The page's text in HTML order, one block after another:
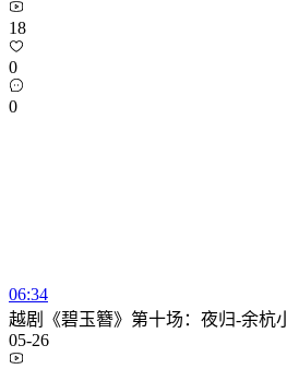
18
0
0
06:34
越剧《碧玉簪》第十场：夜归-余杭
05-26